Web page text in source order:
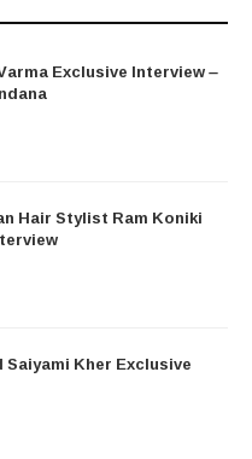
Exclusive Interview –
Hair Stylist Ram Koniki
Saiyami Kher Exclusive